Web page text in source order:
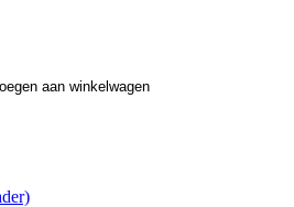
aan winkelwagen